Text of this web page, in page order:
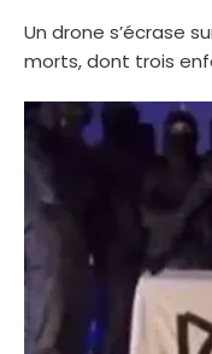
Un drone s’écrase
morts, dont trois